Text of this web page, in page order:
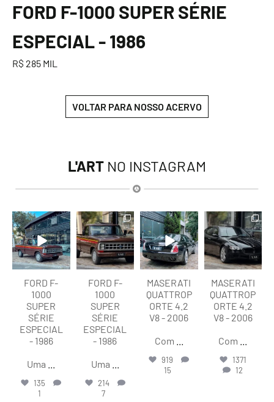
FORD F-1000 SUPER SÉRIE
ESPECIAL - 1986
R$ 285 MIL
VOLTAR PARA NOSSO ACERVO
L'ART NO INSTAGRAM
lart.br
Ago 7
FORD F-
1000
SUPER
SÉRIE
ESPECIAL
- 1986
Uma
135
1
lart.br
Ago 7
FORD F-
1000
SUPER
SÉRIE
ESPECIAL
- 1986
Uma
214
7
lart.br
Ago 6
MASERATI
QUATTROP
ORTE 4.2
V8 - 2006
Com
919
15
lart.br
Ago 6
MASERATI
QUATTROP
ORTE 4.2
V8 - 2006
Com
1371
12